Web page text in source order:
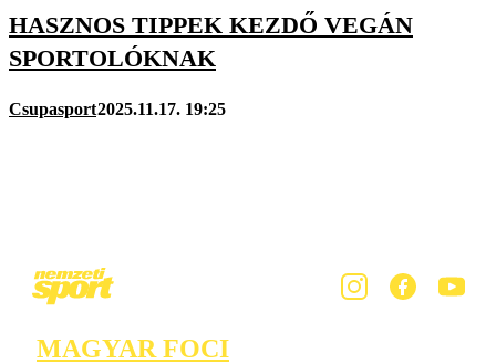
HASZNOS TIPPEK KEZDŐ VEGÁN
SPORTOLÓKNAK
Csupasport2025.11.17. 19:25
MAGYAR FOCI